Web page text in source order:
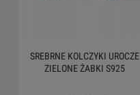
SREBRNE KOLCZYKI UROCZE
ZIELONE ŻABKI S925